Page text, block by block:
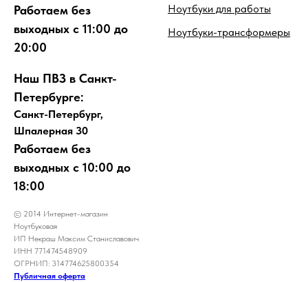
Работаем без
выходных с 11:00 до
20:00
Наш ПВЗ в Санкт-
Петербурге:
Санкт-Петербург,
Шпалерная 30
Работаем без
выходных с 10:00 до
18:00
© 2014 Интернет-магазин
Ноутбуковая
ИП Некраш Максим Станиславович
ИНН 771474548909
ОГРНИП: 314774625800354
Публичная оферта
Ноутбуки для работы
Ноутбуки-трансформеры